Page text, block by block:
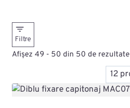
Filtre
Afișez 49 - 50 din 50 de rezultate